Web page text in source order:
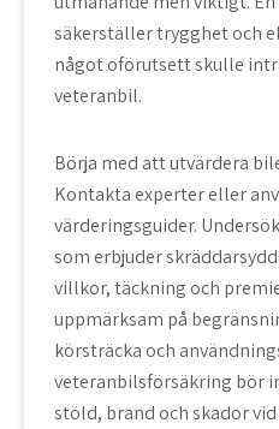
säkerställer trygghet och
något oförutsett skulle
veteranbil.
Börja med att utvärdera
Kontakta experter eller
värderingsguider.
som erbjuder
villkor, täckning och
uppmärksam på
körsträcka och
veteranbilsförsäkring bör
stöld, brand och skador